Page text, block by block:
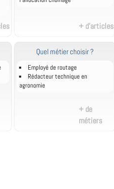
+ d'articles
Quel métier choisir ?
Employé de routage
Rédacteur technique en
agronomie
+ de
métiers